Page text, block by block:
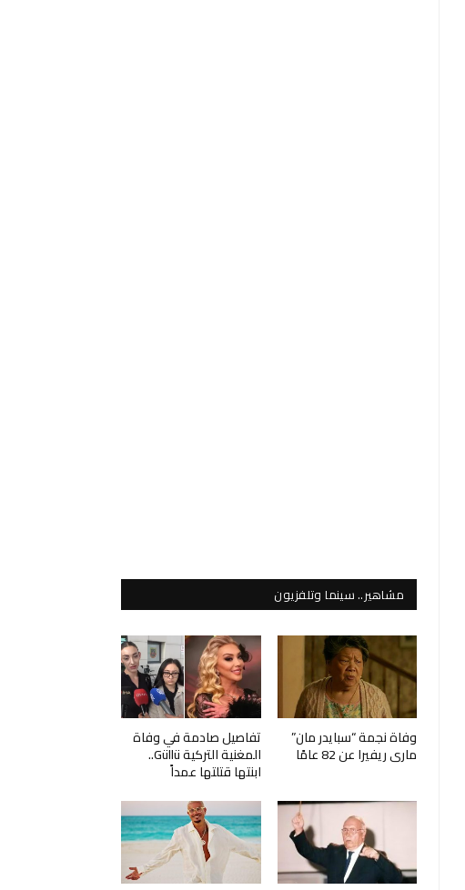
مشاهير.. سينما وتلفزيون
وفاة نجمة “سبايدر مان”
ماري ريفيرا عن 82 عامًا
تفاصيل صادمة في وفاة
المغنية التركية Güllü..
ابنتها قتلتها عمداً